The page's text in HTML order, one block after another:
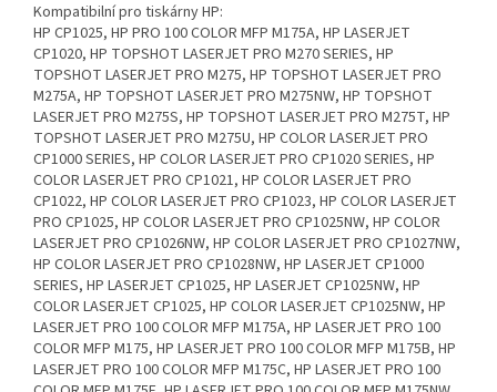
Kompatibilní pro tiskárny HP:
HP CP1025, HP PRO 100 COLOR MFP M175A, HP LASERJET
CP1020, HP TOPSHOT LASERJET PRO M270 SERIES, HP
TOPSHOT LASERJET PRO M275, HP TOPSHOT LASERJET PRO
M275A, HP TOPSHOT LASERJET PRO M275NW, HP TOPSHOT
LASERJET PRO M275S, HP TOPSHOT LASERJET PRO M275T, HP
TOPSHOT LASERJET PRO M275U, HP COLOR LASERJET PRO
CP1000 SERIES, HP COLOR LASERJET PRO CP1020 SERIES, HP
COLOR LASERJET PRO CP1021, HP COLOR LASERJET PRO
CP1022, HP COLOR LASERJET PRO CP1023, HP COLOR LASERJET
PRO CP1025, HP COLOR LASERJET PRO CP1025NW, HP COLOR
LASERJET PRO CP1026NW, HP COLOR LASERJET PRO CP1027NW,
HP COLOR LASERJET PRO CP1028NW, HP LASERJET CP1000
SERIES, HP LASERJET CP1025, HP LASERJET CP1025NW, HP
COLOR LASERJET CP1025, HP COLOR LASERJET CP1025NW, HP
LASERJET PRO 100 COLOR MFP M175A, HP LASERJET PRO 100
COLOR MFP M175, HP LASERJET PRO 100 COLOR MFP M175B, HP
LASERJET PRO 100 COLOR MFP M175C, HP LASERJET PRO 100